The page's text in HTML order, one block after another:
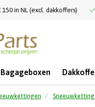
in NL (excl. dakkoffers)
Bagageboxen